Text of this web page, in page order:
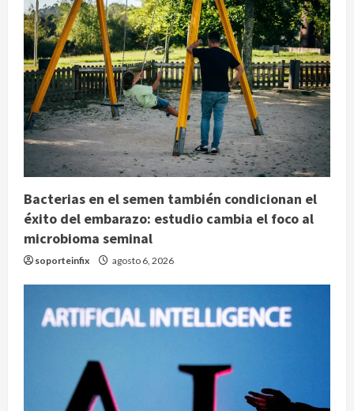
Bacterias en el semen también condicionan el
éxito del embarazo: estudio cambia el foco al
microbioma seminal
soporteinfix agosto 6, 2026